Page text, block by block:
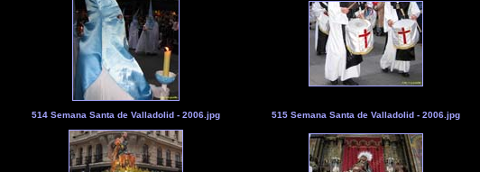
514 Semana Santa de Valladolid - 2006.jpg 515 Semana Santa de Valladolid - 2006.jpg